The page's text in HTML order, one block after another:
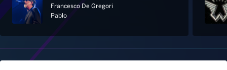
Home
Palinsesto
Notizie
Francesco De Gregori
Pablo